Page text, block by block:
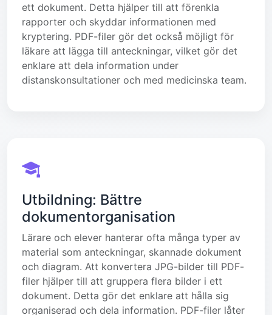
ett dokument. Detta hjälper till att förenkla
rapporter och skyddar informationen med
kryptering. PDF-filer gör det också möjligt för
läkare att lägga till anteckningar, vilket gör det
enklare att dela information under
distanskonsultationer och med medicinska team.
Utbildning: Bättre
dokumentorganisation
Lärare och elever hanterar ofta många typer av
material som anteckningar, skannade dokument
och diagram. Att konvertera JPG-bilder till PDF-
filer hjälper till att gruppera flera bilder i ett
dokument. Detta gör det enklare att hålla sig
organiserad och dela information. PDF-filer låter